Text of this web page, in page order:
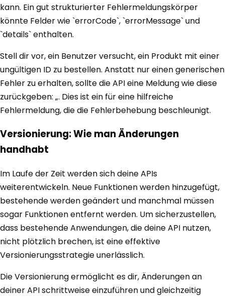
kann. Ein gut strukturierter Fehlermeldungskörper
könnte Felder wie `errorCode`, `errorMessage` und
`details` enthalten.
Stell dir vor, ein Benutzer versucht, ein Produkt mit einer
ungültigen ID zu bestellen. Anstatt nur einen generischen
Fehler zu erhalten, sollte die API eine Meldung wie diese
zurückgeben: „. Dies ist ein für eine hilfreiche
Fehlermeldung, die die Fehlerbehebung beschleunigt.
Versionierung: Wie man Änderungen
handhabt
Im Laufe der Zeit werden sich deine APIs
weiterentwickeln. Neue Funktionen werden hinzugefügt,
bestehende werden geändert und manchmal müssen
sogar Funktionen entfernt werden. Um sicherzustellen,
dass bestehende Anwendungen, die deine API nutzen,
nicht plötzlich brechen, ist eine effektive
Versionierungsstrategie unerlässlich.
Die Versionierung ermöglicht es dir, Änderungen an
deiner API schrittweise einzuführen und gleichzeitig